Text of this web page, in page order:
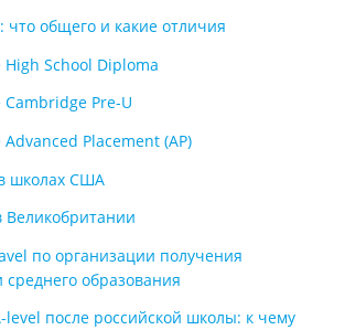
что общего и какие отличия
School Diploma
Pre-U
Placement (AP)
школах США
Великобритании
по организации получения
среднего образования
level после российской школы: к чему